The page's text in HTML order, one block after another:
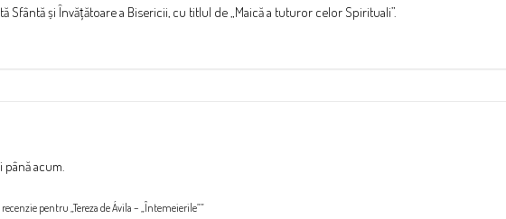
Sfântă și Învățătoare a Bisericii, cu titlul de „Maică a tuturor celor Spirituali”.
până acum.
pentru „Tereza de Ávila – „Întemeierile””